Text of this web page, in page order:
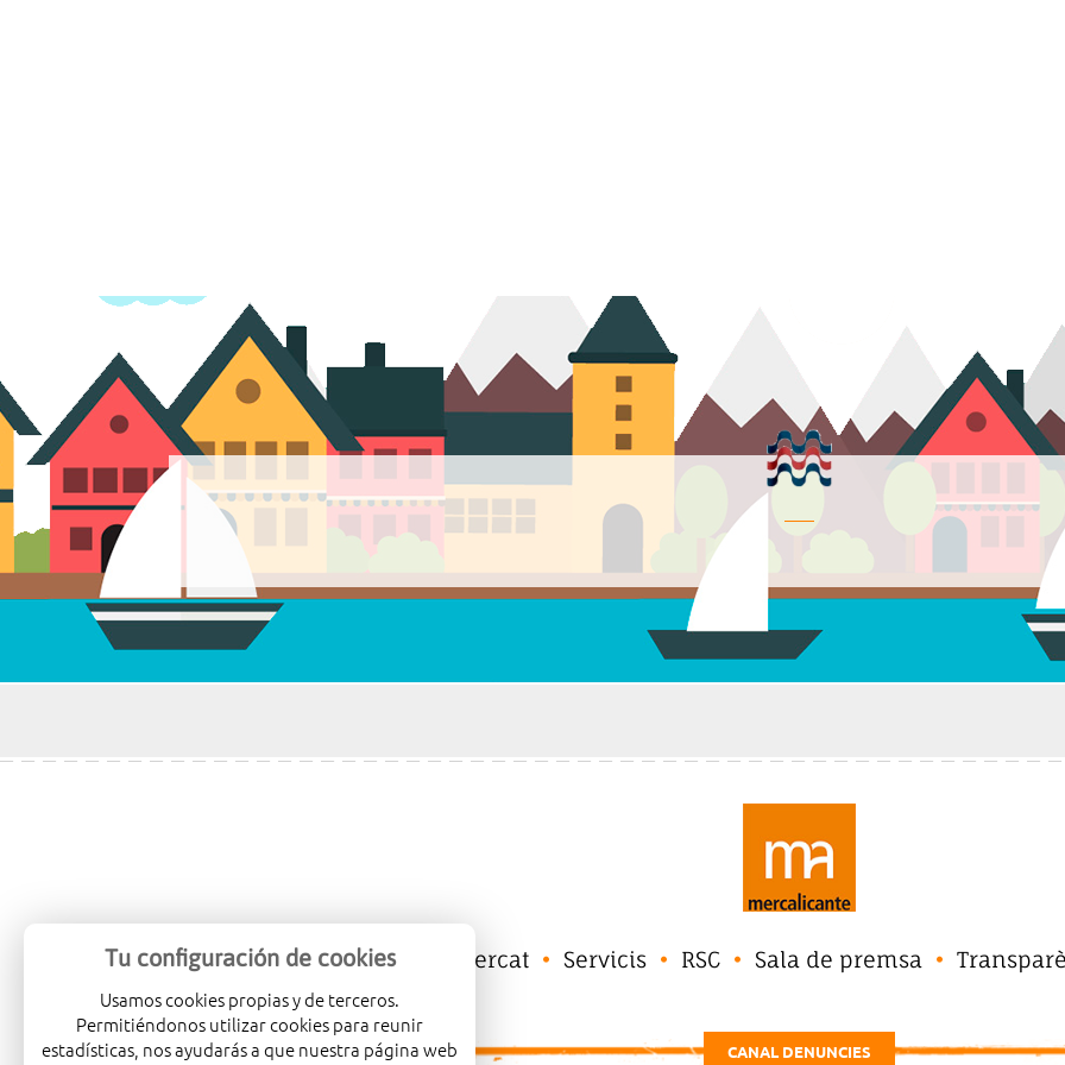
Mercalicante Empreses Mercat Servicis RSC Sala de premsa
CANAL DENUNCIES
Tu configuración de cookies
Usamos cookies propias y de terceros.
Permitiéndonos utilizar cookies para reunir
estadísticas, nos ayudarás a que nuestra página web